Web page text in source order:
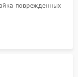
поврежденных
и контактов.